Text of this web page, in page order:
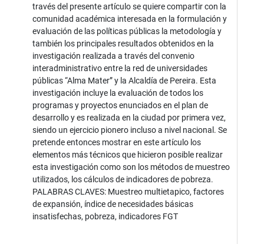
través del presente artículo se quiere compartir con la
comunidad académica interesada en la formulación y
evaluación de las políticas públicas la metodología y
también los principales resultados obtenidos en la
investigación realizada a través del convenio
interadministrativo entre la red de universidades
públicas “Alma Mater” y la Alcaldía de Pereira. Esta
investigación incluye la evaluación de todos los
programas y proyectos enunciados en el plan de
desarrollo y es realizada en la ciudad por primera vez,
siendo un ejercicio pionero incluso a nivel nacional. Se
pretende entonces mostrar en este artículo los
elementos más técnicos que hicieron posible realizar
esta investigación como son los métodos de muestreo
utilizados, los cálculos de indicadores de pobreza.
PALABRAS CLAVES: Muestreo multietapico, factores
de expansión, índice de necesidades básicas
insatisfechas, pobreza, indicadores FGT